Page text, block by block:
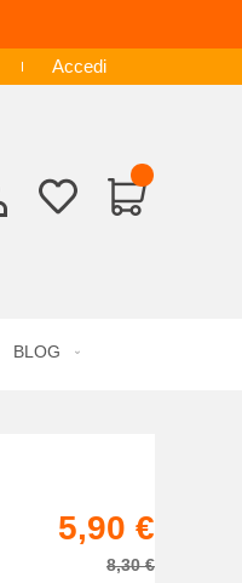
Accedi
BLOG
5,90 €
8,30 €